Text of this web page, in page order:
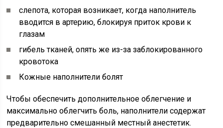
слепота, которая возникает, когда наполнитель
вводится в артерию, блокируя приток крови к
глазам
гибель тканей, опять же из-за заблокированного
кровотока
Кожные наполнители болят
Чтобы обеспечить дополнительное облегчение и
максимально облегчить боль, наполнители содержат
предварительно смешанный местный анестетик.